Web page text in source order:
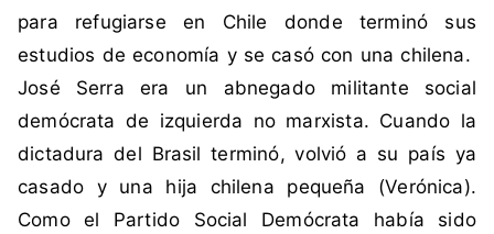
s
é
S
r
r
a
,
para refugiarse en Chile donde terminó sus
estudios de economía y se casó con una chilena.
José Serra era un abnegado militante social
demócrata de izquierda no marxista. Cuando la
dictadura del Brasil terminó, volvió a su país ya
casado y una hija chilena pequeña (Verónica).
Como el Partido Social Demócrata había sido